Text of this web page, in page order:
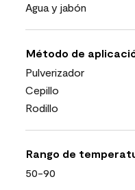
Agua y jabón
Método de
Pulverizador
Cepillo
Rodillo
Rango de
50-90